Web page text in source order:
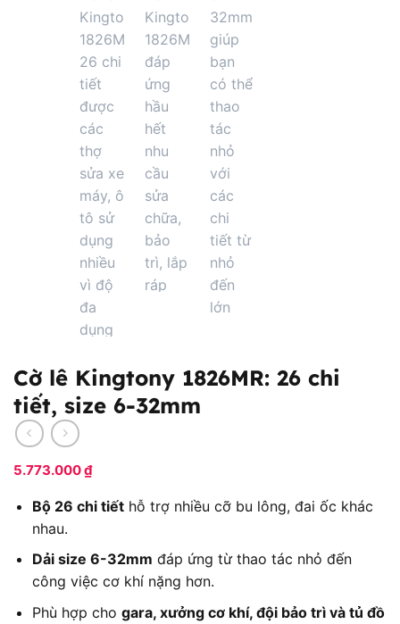
Cờ lê Kingtony 1826MR: 26 chi
tiết, size 6-32mm
5.773.000₫
Bộ 26 chi tiếthỗ trợ nhiều cỡ bu lông, đai ốc khác
nhau.
Dải size 6-32mm đáp ứng từ thao tác nhỏ đến
công việc cơ khí nặng hơn.
Phù hợp cho gara, xưởng cơ khí, đội bảo trì và tủ đồ